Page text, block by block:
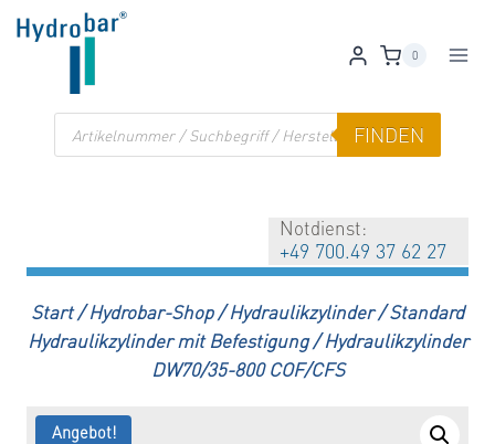
Zum
Inhalt
0
Products
search
FINDEN
Notdienst:
+49 700.49 37 62 27
Start / Hydrobar-Shop / Hydraulikzylinder / Standard
Hydraulikzylinder mit Befestigung /Hydraulikzylinder
DW70/35-800 COF/CFS
Angebot!